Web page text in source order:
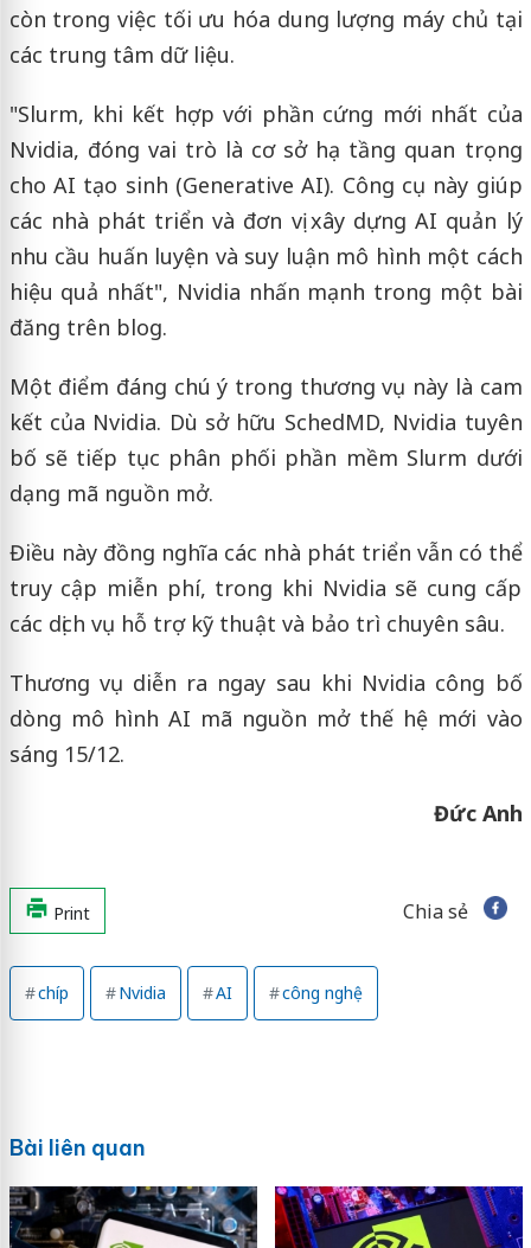
còn trong việc tối ưu hóa dung lượng máy chủ tại
các trung tâm dữ liệu.
"Slurm, khi kết hợp với phần cứng mới nhất của
Nvidia, đóng vai trò là cơ sở hạ tầng quan trọng
cho AI tạo sinh (Generative AI). Công cụ này giúp
các nhà phát triển và đơn vị xây dựng AI quản lý
nhu cầu huấn luyện và suy luận mô hình một cách
hiệu quả nhất", Nvidia nhấn mạnh trong một bài
đăng trên blog.
Một điểm đáng chú ý trong thương vụ này là cam
kết của Nvidia. Dù sở hữu SchedMD, Nvidia tuyên
bố sẽ tiếp tục phân phối phần mềm Slurm dưới
dạng mã nguồn mở.
Điều này đồng nghĩa các nhà phát triển vẫn có thể
truy cập miễn phí, trong khi Nvidia sẽ cung cấp
các dịch vụ hỗ trợ kỹ thuật và bảo trì chuyên sâu.
Thương vụ diễn ra ngay sau khi Nvidia công bố
dòng mô hình AI mã nguồn mở thế hệ mới vào
sáng 15/12.
Đức Anh
Print Chia sẻ
chíp Nvidia AI công nghệ
Bài liên quan